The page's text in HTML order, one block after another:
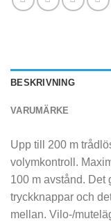
BESKRIVNING
VARUMÄRKE
Upp till 200 m
volymkontroll.
100 m avstånd. Det
tryckknappar och
mellan. Vilo-/